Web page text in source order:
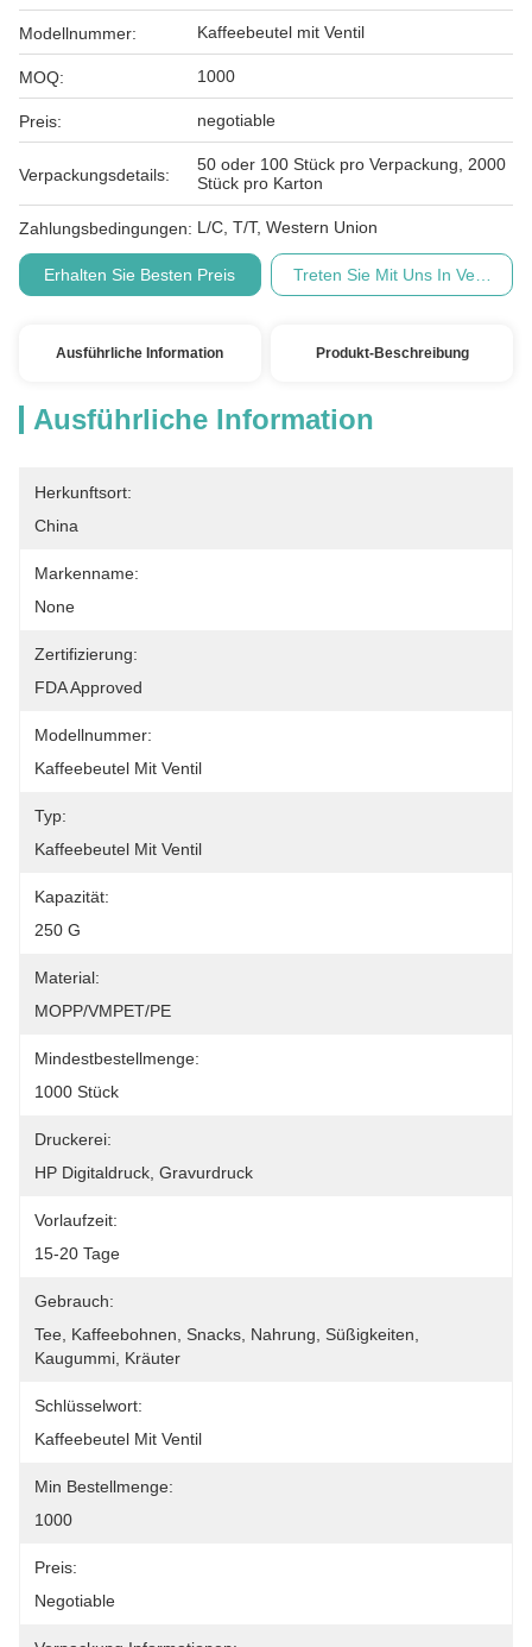
Modellnummer: Kaffeebeutel mit Ventil
MOQ: 1000
Preis: negotiable
Verpackungsdetails:
50 oder 100 Stück pro Verpackung, 2000
Stück pro Karton
Zahlungsbedingungen: L/C, T/T, Western Union
Erhalten Sie Besten Preis Treten Sie Mit Uns In
Ausführliche Information Produkt-Beschreibung
Ausführliche Information
Herkunftsort:
China
Markenname:
None
Zertifizierung:
FDA Approved
Modellnummer:
Kaffeebeutel Mit Ventil
Typ:
Kaffeebeutel Mit Ventil
Kapazität:
250 G
Material:
MOPP/VMPET/PE
Mindestbestellmenge:
1000 Stück
Druckerei:
HP Digitaldruck, Gravurdruck
Vorlaufzeit:
15-20 Tage
Gebrauch:
Tee, Kaffeebohnen, Snacks, Nahrung, Süßigkeiten,
Kaugummi, Kräuter
Schlüsselwort:
Kaffeebeutel Mit Ventil
Min Bestellmenge:
1000
Preis:
Negotiable